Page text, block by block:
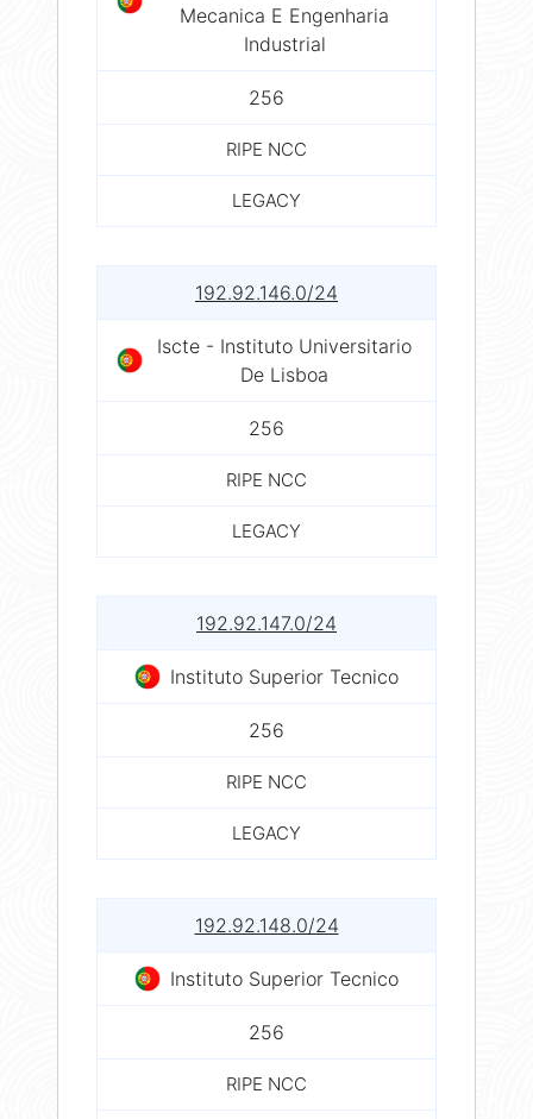
Mecanica E Engenharia
Industrial
256
RIPE NCC
LEGACY
192.92.146.0/24
Iscte - Instituto Universitario
De Lisboa
256
RIPE NCC
LEGACY
192.92.147.0/24
Instituto Superior Tecnico
256
RIPE NCC
LEGACY
192.92.148.0/24
Instituto Superior Tecnico
256
RIPE NCC